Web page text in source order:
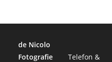
de Nicolo
Fotografie
Telefon &